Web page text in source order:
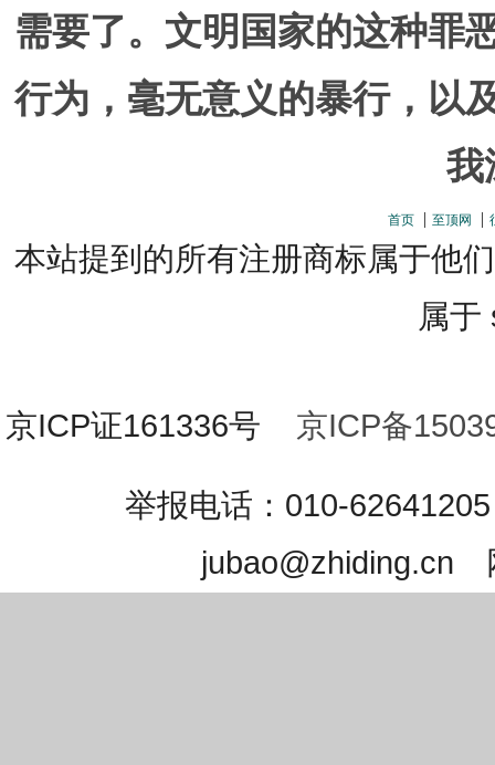
需要了。文明国家的这种罪
行为，毫无意义的暴行，以
首页 至顶网
本站提到的所有注册商标属于他
属于
京ICP证161336号 京ICP备
举报电话：010-
jubao@zhiding.cn